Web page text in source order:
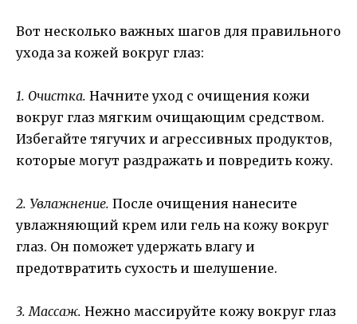
Вот несколько важных шагов для правильного
ухода за кожей вокруг глаз:
1. Очистка. Начните уход с очищения кожи
вокруг глаз мягким очищающим средством.
Избегайте тягучих и агрессивных продуктов,
которые могут раздражать и повредить кожу.
2. Увлажнение. После очищения нанесите
увлажняющий крем или гель на кожу вокруг
глаз. Он поможет удержать влагу и
предотвратить сухость и шелушение.
3. Массаж. Нежно массируйте кожу вокруг глаз